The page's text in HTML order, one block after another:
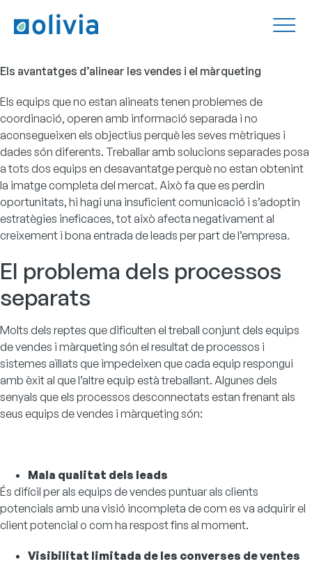
Els avantatges d’alinear les vendes i el màrqueting
Els equips que no estan alineats tenen problemes de
coordinació, operen amb informació separada i no
aconsegueixen els objectius perquè les seves mètriques i
dades són diferents. Treballar amb solucions separades posa
a tots dos equips en desavantatge perquè no estan obtenint
la imatge completa del mercat. Això fa que es perdin
oportunitats, hi hagi una insuficient comunicació i s’adoptin
estratègies ineficaces, tot això afecta negativament al
creixement i bona entrada de leads per part de l’empresa.
El problema dels processos
separats
Molts dels reptes que dificulten el treball conjunt dels equips
de vendes i màrqueting són el resultat de processos i
sistemes aïllats que impedeixen que cada equip respongui
amb èxit al que l’altre equip està treballant. Algunes dels
senyals que els processos desconnectats estan frenant als
seus equips de vendes i màrqueting són:
Mala qualitat dels leads
És difícil per als equips de vendes puntuar als clients
potencials amb una visió incompleta de com es va adquirir el
client potencial o com ha respost fins al moment.
Visibilitat limitada de les converses de ventes